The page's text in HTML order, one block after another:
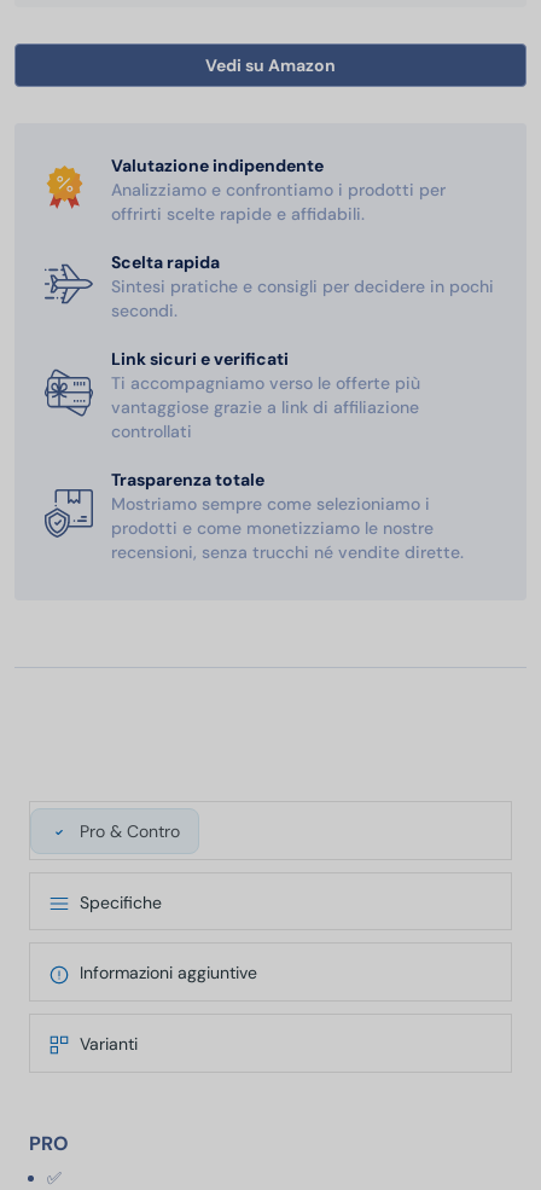
Vedi su Amazon
Valutazione indipendente
Analizziamo e confrontiamo i prodotti per
offrirti scelte rapide e affidabili.
Scelta rapida
Sintesi pratiche e consigli per decidere in pochi
secondi.
Link sicuri e verificati
Ti accompagniamo verso le offerte più
vantaggiose grazie a link di affiliazione
controllati
Trasparenza totale
Mostriamo sempre come selezioniamo i
prodotti e come monetizziamo le nostre
recensioni, senza trucchi né vendite dirette.
Pro & Contro
Specifiche
Informazioni aggiuntive
Varianti
PRO
✅